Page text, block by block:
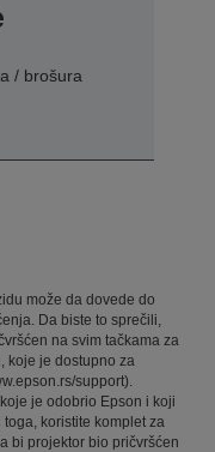
/ brošura
može da dovede do
Da biste to sprečili,
na svim tačkama za
koje je dostupno za
support).
je odobrio Epson i koji
koristite komplet za
bi projektor bio pričvršćen